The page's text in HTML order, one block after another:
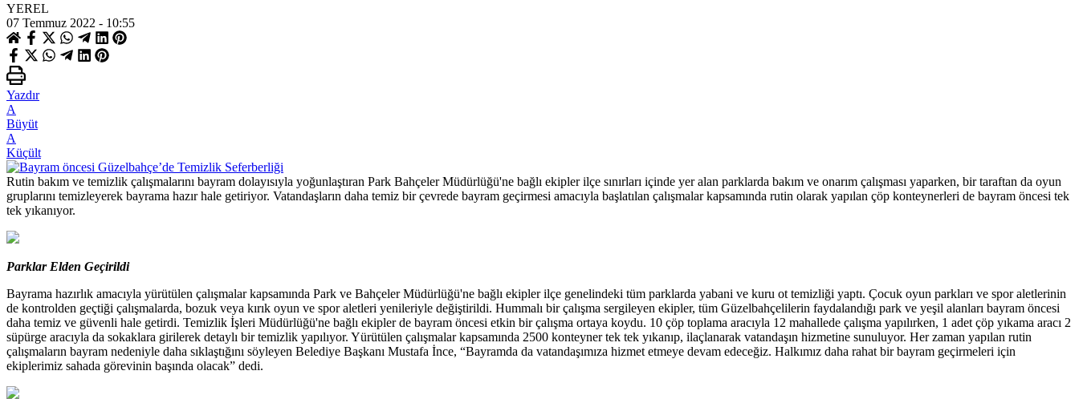
YEREL
07 Temmuz 2022 - 10:55
Yazdır
A
Büyüt
A
Küçült
Rutin bakım ve temizlik çalışmalarını bayram dolayısıyla yoğunlaştıran Park Bahçeler Müdürlüğü'ne bağlı ekipler ilçe sınırları içinde yer alan parklarda bakım ve onarım çalışması yaparken, bir taraftan da oyun
gruplarını temizleyerek bayrama hazır hale getiriyor. Vatandaşların daha temiz bir çevrede bayram geçirmesi amacıyla başlatılan çalışmalar kapsamında rutin olarak yapılan çöp konteynerleri de bayram öncesi tek
tek yıkanıyor.
Parklar Elden Geçirildi
Bayrama hazırlık amacıyla yürütülen çalışmalar kapsamında Park ve Bahçeler Müdürlüğü'ne bağlı ekipler ilçe genelindeki tüm parklarda yabani ve kuru ot temizliği yaptı. Çocuk oyun parkları ve spor aletlerinin
de kontrolden geçtiği çalışmalarda, bozuk veya kırık oyun ve spor aletleri yenileriyle değiştirildi. Hummalı bir çalışma sergileyen ekipler, tüm Güzelbahçelilerin faydalandığı park ve yeşil alanları bayram öncesi
daha temiz ve güvenli hale getirdi. Temizlik İşleri Müdürlüğü'ne bağlı ekipler de bayram öncesi etkin bir çalışma ortaya koydu. 10 çöp toplama aracıyla 12 mahallede çalışma yapılırken, 1 adet çöp yıkama aracı 2
süpürge aracıyla da sokaklara girilerek detaylı bir temizlik yapılıyor. Yürütülen çalışmalar kapsamında 2500 konteyner tek tek yıkanıp, ilaçlanarak vatandaşın hizmetine sunuluyor. Her zaman yapılan rutin
çalışmaların bayram nedeniyle daha sıklaştığını söyleyen Belediye Başkanı Mustafa İnce, “Bayramda da vatandaşımıza hizmet etmeye devam edeceğiz. Halkımız daha rahat bir bayram geçirmeleri için
ekiplerimiz sahada görevinin başında olacak” dedi.